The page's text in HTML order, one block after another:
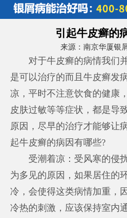
引起牛皮癣的
来源： 南京华厦银
对于牛皮癣的病情我们
是可以治疗的而且牛皮癣发
凉，平时不注意饮食的健康
皮肤过敏等等症状，都是导
原因，尽早的治疗才能够让
起牛皮癣的病因有哪些?
受潮着凉：受风寒的侵
为多见的原因，如果居住的
冷，会使得这类病情加重，
冷热的刺激，应该保持室内